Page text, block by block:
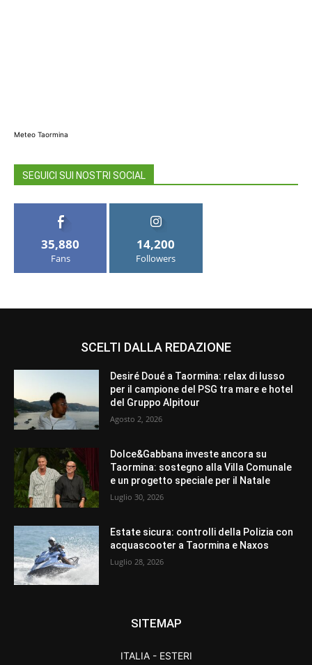
Meteo Taormina
SEGUICI SUI NOSTRI SOCIAL
35,880
Fans
14,200
Followers
SCELTI DALLA REDAZIONE
Desiré Doué a Taormina: relax di lusso
per il campione del PSG tra mare e hotel
del Gruppo Alpitour
Agosto 2, 2026
Dolce&Gabbana investe ancora su
Taormina: sostegno alla Villa Comunale
e un progetto speciale per il Natale
Luglio 30, 2026
Estate sicura: controlli della Polizia con
acquascooter a Taormina e Naxos
Luglio 28, 2026
SITEMAP
ITALIA - ESTERI